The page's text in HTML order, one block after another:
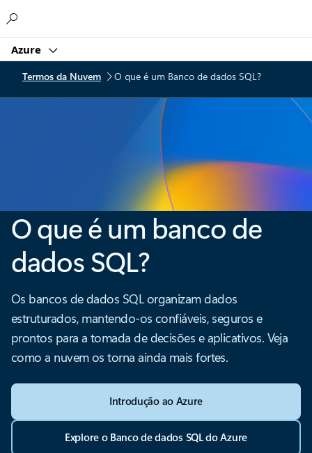
Azure
Termos da Nuvem O que é um Banco de dados SQL?
O que é um banco de
dados SQL?
Os bancos de dados SQL organizam dados
estruturados, mantendo-os confiáveis, seguros e
prontos para a tomada de decisões e aplicativos. Veja
como a nuvem os torna ainda mais fortes.
Introdução ao Azure
Explore o Banco de dados SQL do Azure